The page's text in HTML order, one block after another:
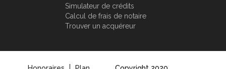
Simulateur de crédits
Calcul de frais de notaire
Trouver un acquéreur